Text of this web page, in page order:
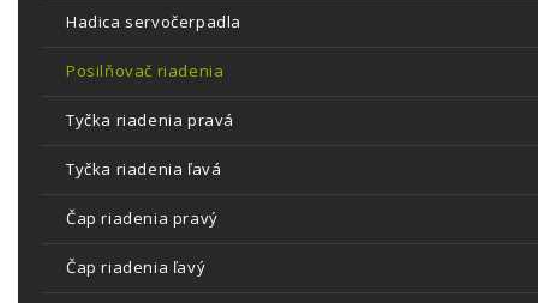
Hadica servočerpadla
Posilňovač riadenia
Tyčka riadenia pravá
Tyčka riadenia ľavá
Čap riadenia pravý
Čap riadenia ľavý